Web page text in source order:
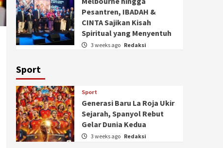
Pesantren, IBADAH &
CINTA Sajikan Kisah
Spiritual yang Menyentuh
3 weeks ago Redaksi
Sport
Sport
Generasi Baru La Roja Ukir
Sejarah, Spanyol Rebut
Gelar Dunia Kedua
3 weeks ago Redaksi